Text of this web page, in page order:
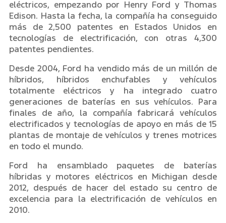
eléctricos, empezando por Henry Ford y Thomas
Edison. Hasta la fecha, la compañía ha conseguido
más de 2,500 patentes en Estados Unidos en
tecnologías de electrificación, con otras 4,300
patentes pendientes.
Desde 2004, Ford ha vendido más de un millón de
híbridos, híbridos enchufables y vehículos
totalmente eléctricos y ha integrado cuatro
generaciones de baterías en sus vehículos. Para
finales de año, la compañía fabricará vehículos
electrificados y tecnologías de apoyo en más de 15
plantas de montaje de vehículos y trenes motrices
en todo el mundo.
Ford ha ensamblado paquetes de baterías
híbridas y motores eléctricos en Michigan desde
2012, después de hacer del estado su centro de
excelencia para la electrificación de vehículos en
2010.